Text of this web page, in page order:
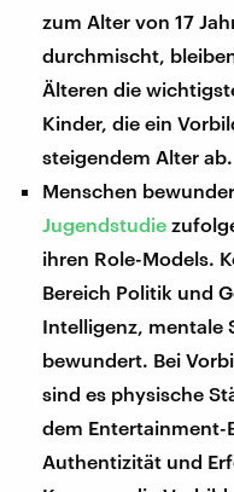
zum Alter von 17
durchmischt,
Älteren die
Kinder, die ein
steigendem Alter ab.
Menschen
Jugendstudie
ihren Role-Models.
Bereich Politik und
Intelligenz, mentale
bewundert. Bei
sind es physische
dem Entertainment-
Authentizität und